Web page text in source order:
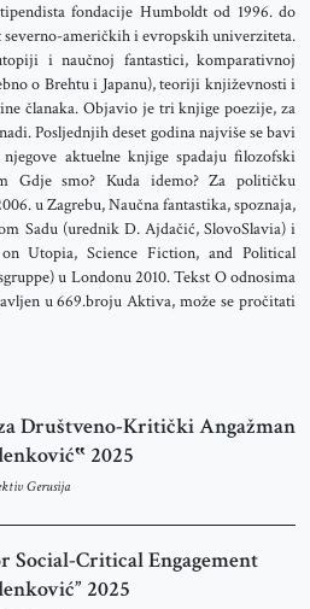
fondacije Humboldt od 1996. do
severno-američkih i evropskih univerziteta.
i naučnoj fantastici, komparativnoj
o Brehtu i Japanu), teoriji književnosti i
članaka. Objavio je tri knjige poezije, za
Posljednjih deset godina najviše se bavi
aktuelne knjige spadaju filozofski
Gdje smo? Kuda idemo? Za političku
u Zagrebu, Naučna fantastika, spoznaja,
Sadu (urednik D. Ajdačić, SlovoSlavia) i
Utopia, Science Fiction, and Political
u Londonu 2010. Tekst O odnosima
u 669.broju Aktiva, može se pročitati
Društveno-Kritički Angažman
2025
Gerusija
Social-Critical Engagement
2025